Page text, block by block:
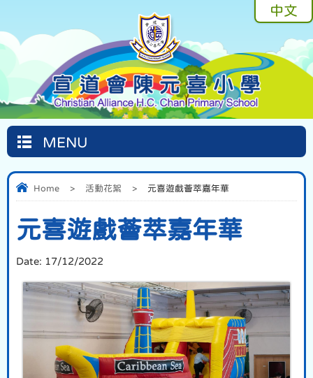
中文
MENU
Home > 活動花絮 > 元喜遊戲薈萃嘉年華
元喜遊戲薈萃嘉年華
Date: 17/12/2022